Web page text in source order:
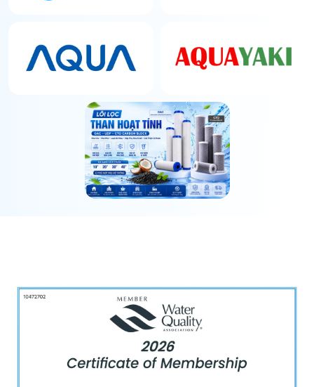
thay
tháng
Lõi số 2 (than hoạt
6-9
tháng
~27.000 lít
nặng / Cation)
2-3 năm